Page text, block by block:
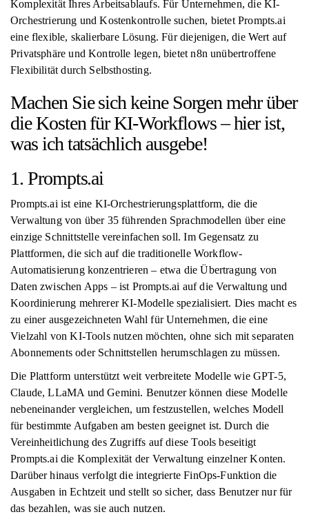
Komplexität Ihres Arbeitsablaufs. Für Unternehmen, die KI-
Orchestrierung und Kostenkontrolle suchen, bietet Prompts.ai
eine flexible, skalierbare Lösung. Für diejenigen, die Wert auf
Privatsphäre und Kontrolle legen, bietet n8n unübertroffene
Flexibilität durch Selbsthosting.
Machen Sie sich keine Sorgen mehr über
die Kosten für KI-Workflows – hier ist,
was ich tatsächlich ausgebe!
1. Prompts.ai
Prompts.ai ist eine KI-Orchestrierungsplattform, die die
Verwaltung von über 35 führenden Sprachmodellen über eine
einzige Schnittstelle vereinfachen soll. Im Gegensatz zu
Plattformen, die sich auf die traditionelle Workflow-
Automatisierung konzentrieren – etwa die Übertragung von
Daten zwischen Apps – ist Prompts.ai auf die Verwaltung und
Koordinierung mehrerer KI-Modelle spezialisiert. Dies macht es
zu einer ausgezeichneten Wahl für Unternehmen, die eine
Vielzahl von KI-Tools nutzen möchten, ohne sich mit separaten
Abonnements oder Schnittstellen herumschlagen zu müssen.
Die Plattform unterstützt weit verbreitete Modelle wie GPT-5,
Claude, LLaMA und Gemini. Benutzer können diese Modelle
nebeneinander vergleichen, um festzustellen, welches Modell
für bestimmte Aufgaben am besten geeignet ist. Durch die
Vereinheitlichung des Zugriffs auf diese Tools beseitigt
Prompts.ai die Komplexität der Verwaltung einzelner Konten.
Darüber hinaus verfolgt die integrierte FinOps-Funktion die
Ausgaben in Echtzeit und stellt so sicher, dass Benutzer nur für
das bezahlen, was sie auch nutzen.